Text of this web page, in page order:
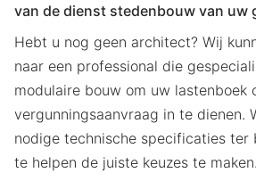
van de dienst stedenbouw van uw
Hebt u nog geen architect? Wij
naar een professional die
modulaire bouw om uw lastenboek
vergunningsaanvraag in te dienen.
nodige technische specificaties ter
te helpen de juiste keuzes te maken.